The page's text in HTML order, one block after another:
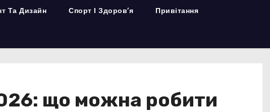
Та Дизайн Спорт І Здоров’я Привітання
що можна робити